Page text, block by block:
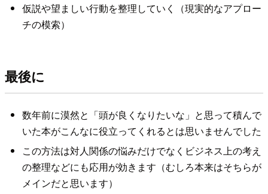
仮説や望ましい行動を整理していく（現実的なアプロー
チの模索）
最後に
数年前に漠然と「頭が良くなりたいな」と思って積んで
いた本がこんなに役立ってくれるとは思いませんでした
この方法は対人関係の悩みだけでなくビジネス上の考え
の整理などにも応用が効きます（むしろ本来はそちらが
メインだと思います）